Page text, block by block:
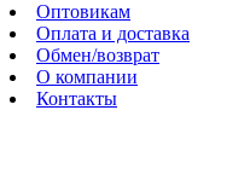
Оптовикам
Оплата и доставка
Обмен/возврат
О компании
Контакты